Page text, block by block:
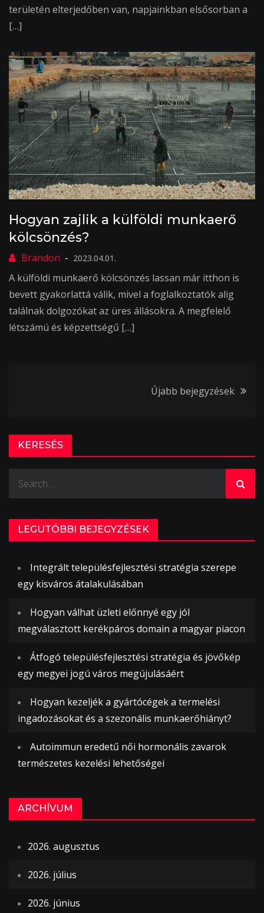
területén elterjedőben van, napjainkban elsősorban a
[…]
Hogyan zajlik a külföldi munkaerő
kölcsönzés?
2023.04.01.
A külföldi munkaerő kölcsönzés lassan már itthon is
bevett gyakorlattá válik, mivel a foglalkoztatók alig
találnak dolgozókat az üres állásokra. A megfelelő
létszámú és képzettségű […]
Újabb bejegyzések
KERESÉS
LEGUTÓBBI BEJEGYZÉSEK
Integrált településfejlesztési stratégia szerepe
egy kisváros átalakulásában
Hogyan válhat üzleti előnnyé egy jól
megválasztott kerékpáros domain a magyar piacon
Átfogó településfejlesztési stratégia és jövőkép
egy megyei jogú város megújulásáért
Hogyan kezeljék a gyártócégek a termelési
ingadozásokat és a szezonális munkaerőhiányt?
Autoimmun eredetű női hormonális zavarok
természetes kezelési lehetőségei
ARCHÍVUM
2026. augusztus
2026. július
2026. június